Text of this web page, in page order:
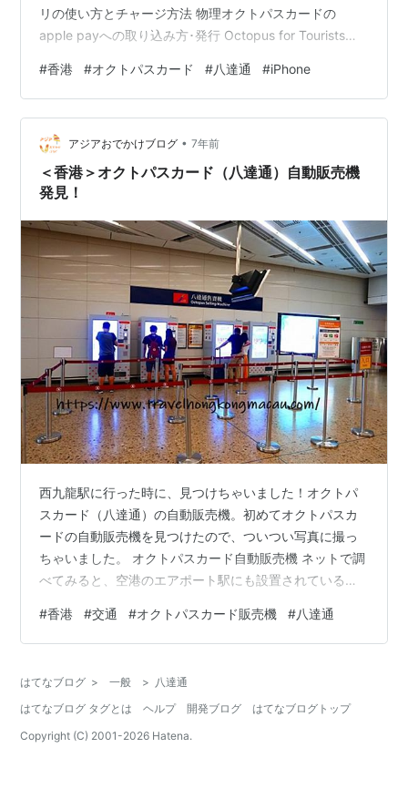
リの使い方とチャージ方法 物理オクトパスカードの
apple payへの取り込み方･発行 Octopus for Tourists
可能 ツーリストオクトパスアプリでのチャージ(top up)
のやり方 チャージ金額について apple pay支払画面 実際
に香港旅行で利用した 最後に利用してから３年過ぎたカ
ードはロックされる クレジットカードのタ…
#香港 #オクトパスカード #八達通 #iPhone
アジアおでかけブログ • 7年前
＜香港＞オクトパスカード（八達通）自動販売機
発見！
西九龍駅に行った時に、見つけちゃいました！オクトパ
スカード（八達通）の自動販売機。初めてオクトパスカ
ードの自動販売機を見つけたので、ついつい写真に撮っ
ちゃいました。 オクトパスカード自動販売機 ネットで調
べてみると、空港のエアポート駅にも設置されているみ
したが、自動販売機でも買えるようになったとは便利な
時代になりましたね。 ちなみに支払い方法は支付宝
Masterカード、銀聯カード、JCBカードで、現金では買
えないみたいです。払い戻しはこれまで通り、有人カウ
ンターでの払い戻しにな…
#香港 #交通 #オクトパスカード販売機 #八達通
はてなブログ > 一般 > 八達通
はてなブログ タグとは
ヘルプ 開発ブログ
はてなブログトップ
Copyright (C) 2001-2026 Hatena.